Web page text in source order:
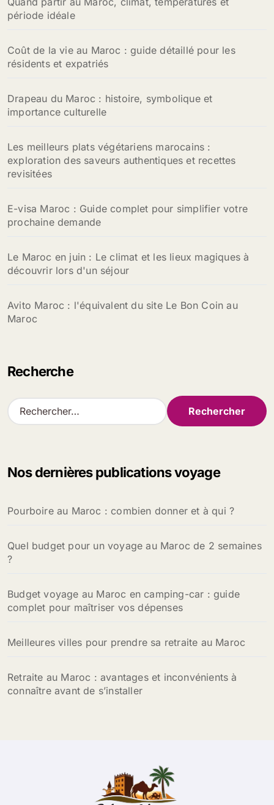
période idéale
Coût de la vie au Maroc : guide détaillé pour les
résidents et expatriés
Drapeau du Maroc : histoire, symbolique et
importance culturelle
Les meilleurs plats végétariens marocains :
exploration des saveurs authentiques et recettes
revisitées
E-visa Maroc : Guide complet pour simplifier votre
prochaine demande
Le Maroc en juin : Le climat et les lieux magiques à
découvrir lors d'un séjour
Avito Maroc : l'équivalent du site Le Bon Coin au
Maroc
Recherche
R
e
r
e
:
Nos dernières publications voyage
Pourboire au Maroc : combien donner et à qui ?
Quel budget pour un voyage au Maroc de 2 semaines
?
Budget voyage au Maroc en camping-car : guide
complet pour maîtriser vos dépenses
Meilleures villes pour prendre sa retraite au Maroc
Retraite au Maroc : avantages et inconvénients à
connaître avant de s’installer